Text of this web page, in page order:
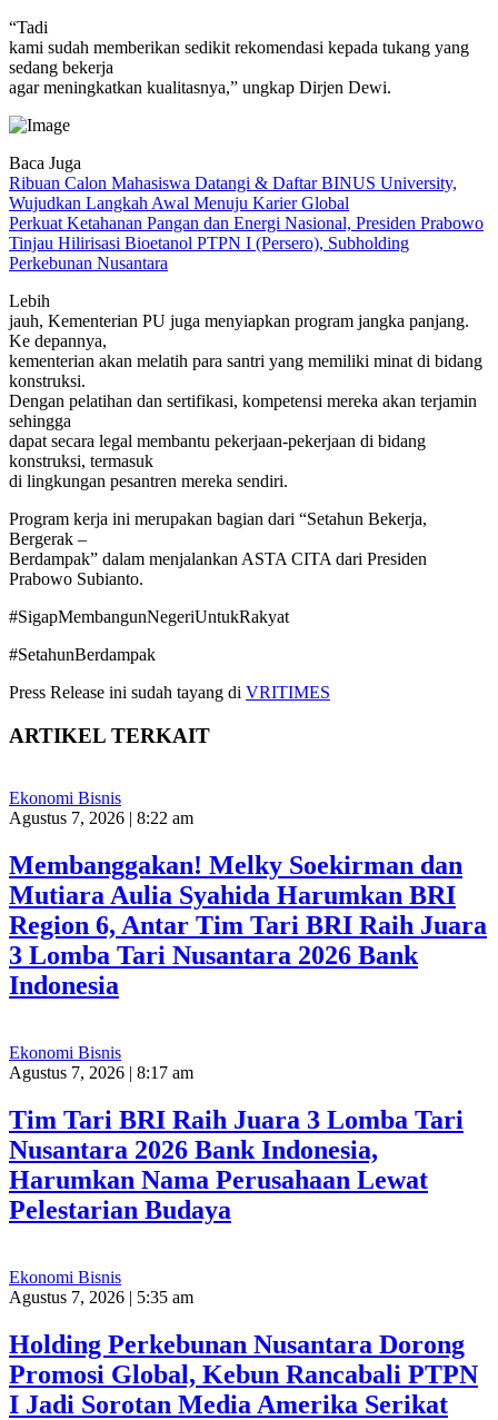
“Tadi
kami sudah memberikan sedikit rekomendasi kepada tukang yang
sedang bekerja
agar meningkatkan kualitasnya,” ungkap Dirjen Dewi.
Baca Juga
Ribuan Calon Mahasiswa Datangi & Daftar BINUS University,
Wujudkan Langkah Awal Menuju Karier Global
Perkuat Ketahanan Pangan dan Energi Nasional, Presiden Prabowo
Tinjau Hilirisasi Bioetanol PTPN I (Persero), Subholding
Perkebunan Nusantara
Lebih
jauh, Kementerian PU juga menyiapkan program jangka panjang.
Ke depannya,
kementerian akan melatih para santri yang memiliki minat di bidang
konstruksi.
Dengan pelatihan dan sertifikasi, kompetensi mereka akan terjamin
sehingga
dapat secara legal membantu pekerjaan-pekerjaan di bidang
konstruksi, termasuk
di lingkungan pesantren mereka sendiri.
Program kerja ini merupakan bagian dari “Setahun Bekerja,
Bergerak –
Berdampak” dalam menjalankan ASTA CITA dari Presiden
Prabowo Subianto.
#SigapMembangunNegeriUntukRakyat
#SetahunBerdampak
Press Release ini sudah tayang di VRITIMES
ARTIKEL TERKAIT
Ekonomi Bisnis
Agustus 7, 2026 | 8:22 am
Membanggakan! Melky Soekirman dan
Mutiara Aulia Syahida Harumkan BRI
Region 6, Antar Tim Tari BRI Raih Juara
3 Lomba Tari Nusantara 2026 Bank
Indonesia
Ekonomi Bisnis
Agustus 7, 2026 | 8:17 am
Tim Tari BRI Raih Juara 3 Lomba Tari
Nusantara 2026 Bank Indonesia,
Harumkan Nama Perusahaan Lewat
Pelestarian Budaya
Ekonomi Bisnis
Agustus 7, 2026 | 5:35 am
Holding Perkebunan Nusantara Dorong
Promosi Global, Kebun Rancabali PTPN
I Jadi Sorotan Media Amerika Serikat